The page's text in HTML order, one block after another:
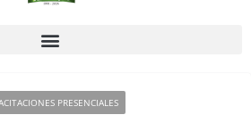
PRESENCIALES